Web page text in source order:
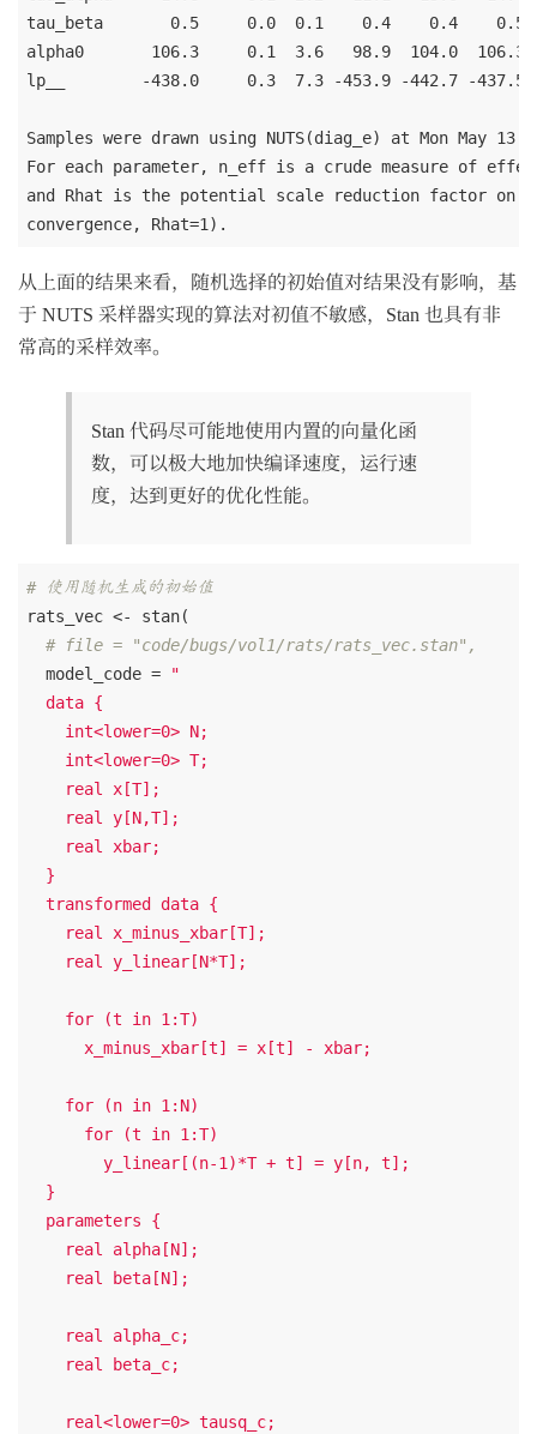
tau_beta       0.5     0.0  0.1    0.4    0.4    0.5
alpha0       106.3     0.1  3.6   98.9  104.0  106.3
lp__        -438.0     0.3  7.3 -453.9 -442.7 -437.5
Samples were drawn using NUTS(diag_e) at Mon May 13
For each parameter, n_eff is a crude measure of
and Rhat is the potential scale reduction factor on
从上面的结果来看，随机选择的初始值对结果没有影响，基
于 NUTS 采样器实现的算法对初值不敏感，Stan 也具有非
常高的采样效率。
Stan 代码尽可能地使用内置的向量化函
数，可以极大地加快编译速度，运行速
度，达到更好的优化性能。
# 使用随机生成的初始值
rats_vec <- stan(
# file = "code/bugs/vol1/rats/rats_vec.stan",
  model_code =
"
  data {
    int<lower=0> N;
    int<lower=0> T;
    real x[T];
    real y[N,T];
    real xbar;
  }
  transformed data {
    real x_minus_xbar[T];
    real y_linear[N*T];
    for (t in 1:T)
      x_minus_xbar[t] = x[t] - xbar;
    for (n in 1:N)
      for (t in 1:T)
        y_linear[(n-1)*T + t] = y[n, t];
  }
  parameters {
    real alpha[N];
    real beta[N];
    real alpha_c;
    real beta_c;
    real<lower=0> tausq_c;